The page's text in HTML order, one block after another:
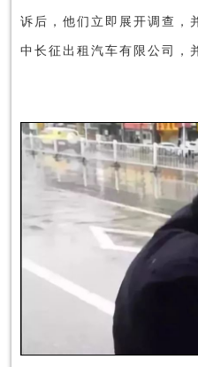
诉后，他们立即展开调查，
中长征出租汽车有限公司，